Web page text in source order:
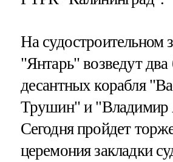
На судостроительном
"Янтарь" возведут
десантных корабля
Трушин" и "Владимир
Сегодня пройдет
церемония закладки